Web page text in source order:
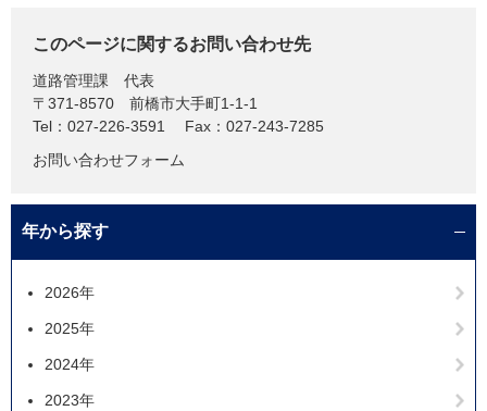
このページに関するお問い合わせ先
道路管理課
代表
〒371-8570
前橋市大手町1-1-1
Tel：027-226-3591
Fax：027-243-7285
お問い合わせフォーム
年から探す
2026年
2025年
2024年
2023年